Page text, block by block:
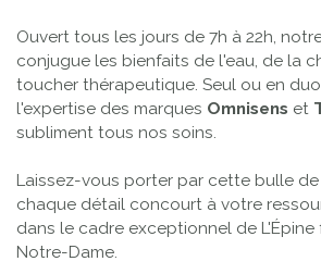
Ouvert tous les jours de 7h à 22h,
conjugue les bienfaits de l'eau, de la
toucher thérapeutique. Seul ou en
l'expertise des marques Omnisens et
subliment tous nos soins.
Laissez-vous porter par cette bulle
chaque détail concourt à votre
dans le cadre exceptionnel de L'Épine
Notre-Dame.